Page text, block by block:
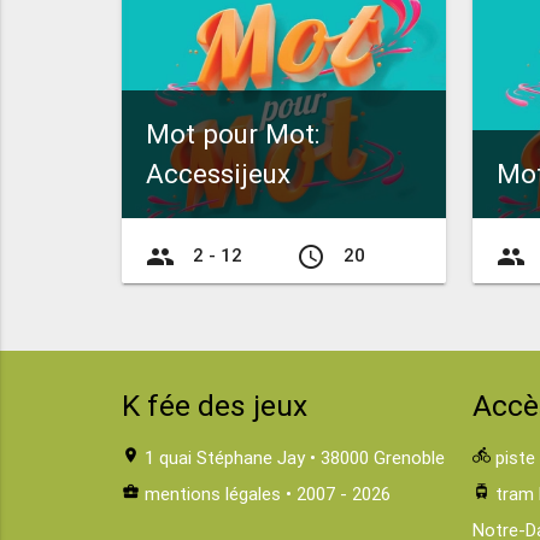
Mot pour Mot:
Accessijeux
group 2 - 12 access_time 20 group
K fée des jeux
location_on 1 quai Stéphane Jay • 38000 Grenoble
business_center mentions légales • 2007 - 2026
directions_bike piste
tram tram
Notre-